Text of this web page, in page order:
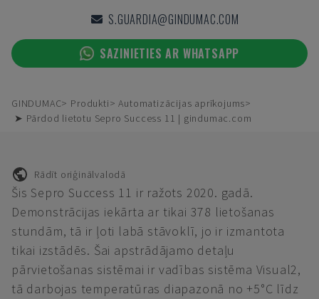
S.GUARDIA@GINDUMAC.COM
SAZINIETIES AR WHATSAPP
GINDUMAC Produkti
Automatizācijas aprīkojums
➤ Pārdod lietotu Sepro Success 11 | gindumac.com
Rādīt oriģinālvalodā
Šis Sepro Success 11 ir ražots 2020. gadā.
Demonstrācijas iekārta ar tikai 378 lietošanas
stundām, tā ir ļoti labā stāvoklī, jo ir izmantota
tikai izstādēs. Šai apstrādājamo detaļu
pārvietošanas sistēmai ir vadības sistēma Visual2,
tā darbojas temperatūras diapazonā no +5°C līdz